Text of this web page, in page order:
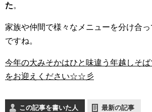
た。
家族や仲間で様々なメニューを分け合
ですね。
今年の大みそかはひと味違う年越しそ
をお迎えください☆☆彡
この記事を書いた人 最新の記事